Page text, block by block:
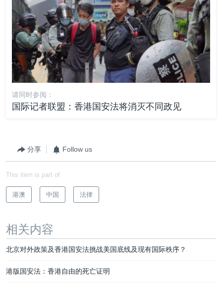
请同时参阅：
国际记者联盟：香港国安法将消灭不同政见
分享 Follow us
This item is part of
港澳 中国 法律
相关内容
北京对外政策及香港国安法挑战美国底线及现有国际秩序？
港版国安法：香港自由的死亡证明